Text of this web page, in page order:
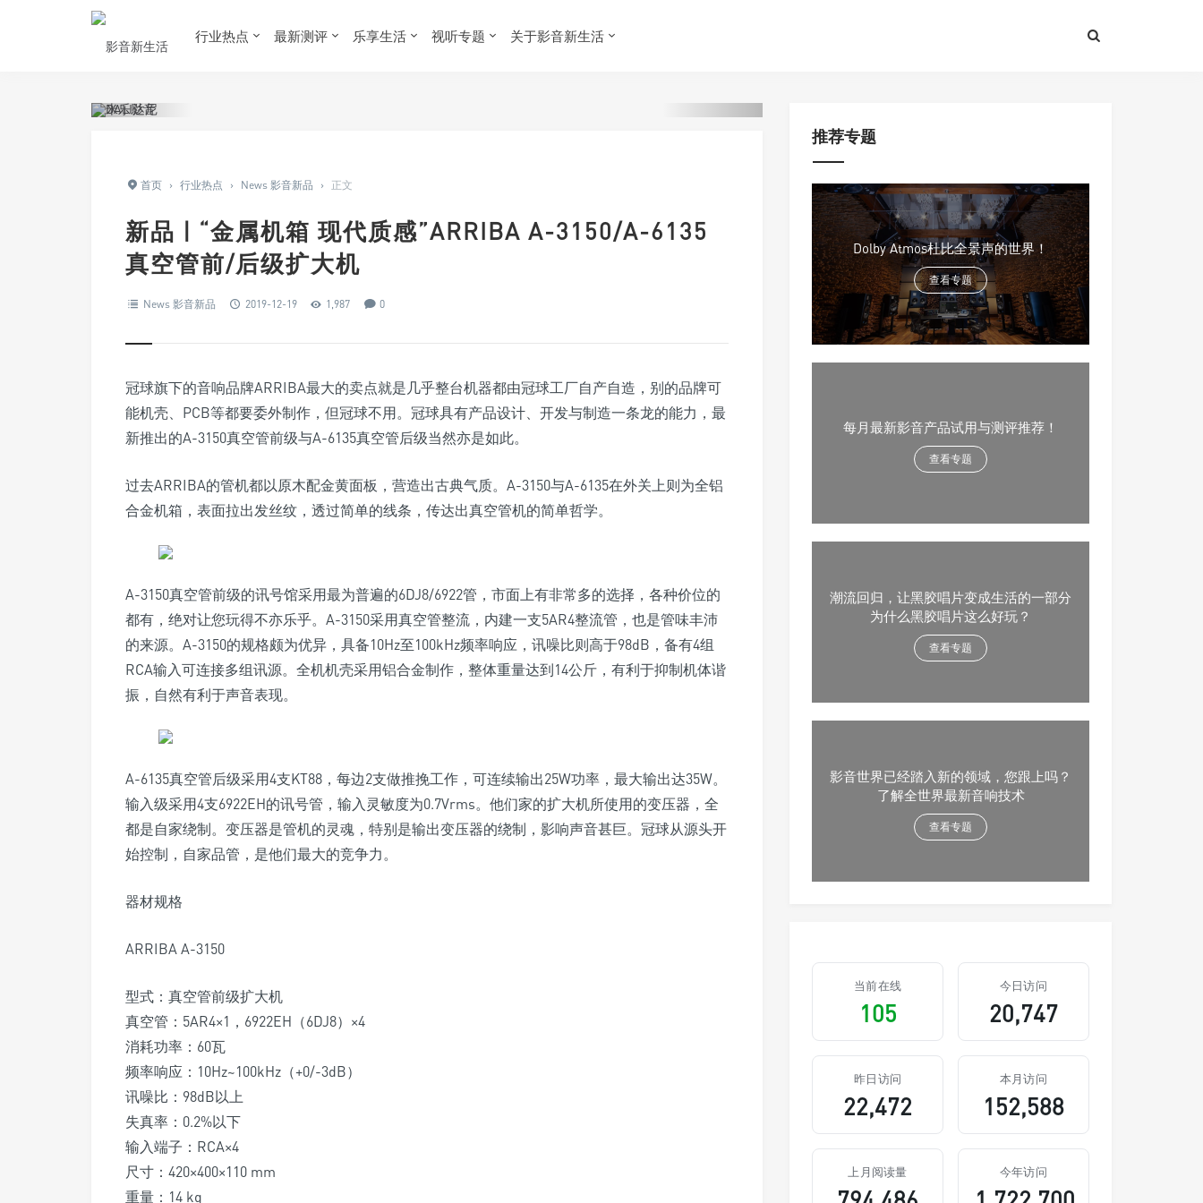
行业热点 最新测评 乐享生活 视听专题 关于影音新生活
首页 › 行业热点 › News 影音新品 › 正文
新品 | “金属机箱 现代质感”ARRIBA A-3150/A-6135
真空管前/后级扩大机
News 影音新品 2019-12-19 1,987 0
冠球旗下的音响品牌ARRIBA最大的卖点就是几乎整台机器都由冠球工厂自产自造，别的品牌可
能机壳、PCB等都要委外制作，但冠球不用。冠球具有产品设计、开发与制造一条龙的能力，最
新推出的A-3150真空管前级与A-6135真空管后级当然亦是如此。
过去ARRIBA的管机都以原木配金黄面板，营造出古典气质。A-3150与A-6135在外关上则为全铝
合金机箱，表面拉出发丝纹，透过简单的线条，传达出真空管机的简单哲学。
A-3150真空管前级的讯号馆采用最为普遍的6DJ8/6922管，市面上有非常多的选择，各种价位的
都有，绝对让您玩得不亦乐乎。A-3150采用真空管整流，内建一支5AR4整流管，也是管味丰沛
的来源。A-3150的规格颇为优异，具备10Hz至100kHz频率响应，讯噪比则高于98dB，备有4组
RCA输入可连接多组讯源。全机机壳采用铝合金制作，整体重量达到14公斤，有利于抑制机体谐
振，自然有利于声音表现。
A-6135真空管后级采用4支KT88，每边2支做推挽工作，可连续输出25W功率，最大输出达35W。
输入级采用4支6922EH的讯号管，输入灵敏度为0.7Vrms。他们家的扩大机所使用的变压器，全
都是自家绕制。变压器是管机的灵魂，特别是输出变压器的绕制，影响声音甚巨。冠球从源头开
始控制，自家品管，是他们最大的竞争力。
器材规格
ARRIBA A-3150
型式：真空管前级扩大机
真空管：5AR4×1，6922EH（6DJ8）×4
消耗功率：60瓦
频率响应：10Hz~100kHz（+0/-3dB）
讯噪比：98dB以上
失真率：0.2%以下
输入端子：RCA×4
尺寸：420×400×110 mm
重量：14 kg
推荐专题
Dolby Atmos杜比全景声的世界！
查看专题
每月最新影音产品试用与测评推荐！
查看专题
潮流回归，让黑胶唱片变成生活的一部分
为什么黑胶唱片这么好玩？
查看专题
影音世界已经踏入新的领域，您跟上吗？
了解全世界最新音响技术
查看专题
当前在线
105
今日访问
20,747
昨日访问
22,472
本月访问
152,588
上月阅读量 今年访问